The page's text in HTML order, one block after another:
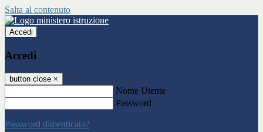
Salta al contenuto
Accedi
Accedi
button close ×
Nome Utente
Password
Password dimenticata?